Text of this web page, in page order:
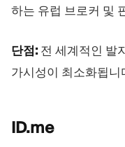
하는 유럽 브로커 및
단점:전 세계적인 발
가시성이 최소화됩니
ID.me